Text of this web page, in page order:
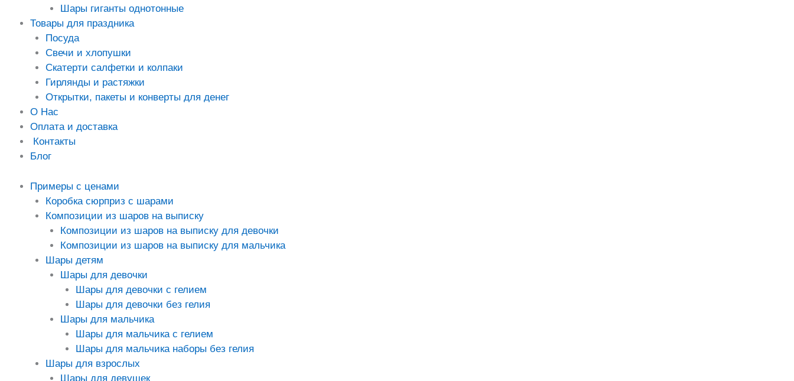
Шары гиганты однотонные
Товары для праздника
Посуда
Свечи и хлопушки
Скатерти салфетки и колпаки
Гирлянды и растяжки
Открытки, пакеты и конверты для денег
О Нас
Оплата и доставка
Контакты
Блог
Примеры с ценами
Коробка сюрприз с шарами
Композиции из шаров на выписку
Композиции из шаров на выписку для девочки
Композиции из шаров на выписку для мальчика
Шары детям
Шары для девочки
Шары для девочки с гелием
Шары для девочки без гелия
Шары для мальчика
Шары для мальчика с гелием
Шары для мальчика наборы без гелия
Шары для взрослых
Шары для девушек